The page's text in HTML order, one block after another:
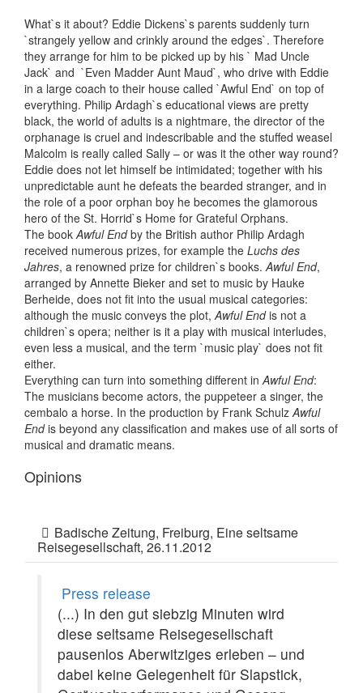
What`s it about? Eddie Dickens`s parents suddenly turn
`strangely yellow and crinkly around the edges`. Therefore
they arrange for him to be picked up by his ` Mad Uncle
Jack` and `Even Madder Aunt Maud`, who drive with Eddie
in a large coach to their house called `Awful End` on top of
everything. Philip Ardagh`s educational views are pretty
black, the world of adults is a nightmare, the director of the
orphanage is cruel and indescribable and the stuffed weasel
Malcolm is really called Sally – or was it the other way round?
Eddie does not let himself be intimidated; together with his
unpredictable aunt he defeats the bearded stranger, and in
the role of a poor orphan boy he becomes the glamorous
hero of the St. Horrid`s Home for Grateful Orphans.
The bookAwful Endby the British author Philip Ardagh
received numerous prizes, for example the Luchs des
Jahres, a renowned prize for children`s books.Awful End,
arranged by Annette Bieker and set to music by Hauke
Berheide, does not fit into the usual musical categories:
although the music conveys the plot,Awful Endis not a
children`s opera; neither is it a play with musical interludes,
even less a musical, and the term `music play` does not fit
either.
Everything can turn into something different inAwful End:
The musicians become actors, the puppeteer a singer, the
cembalo a horse. In the production by Frank SchulzAwful
Endis beyond any classification and makes use of all sorts of
musical and dramatic means.
Opinions
Badische Zeitung, Freiburg, Eine seltsame
Reisegesellschaft, 26.11.2012
Press release
(...) In den gut siebzig Minuten wird
diese seltsame Reisegesellschaft
pausenlos Aberwitziges erleben – und
dabei keine Gelegenheit für Slapstick,